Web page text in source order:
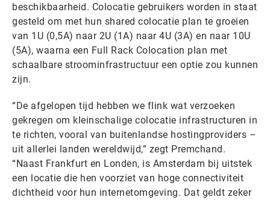
beschikbaarheid. Colocatie gebruikers worden in staat
gesteld om met hun shared colocatie plan te groeien
van 1U (0,5A) naar 2U (1A) naar 4U (3A) en naar 10U
(5A), waarna een Full Rack Colocation plan met
schaalbare stroominfrastructuur een optie zou kunnen
zijn.
“De afgelopen tijd hebben we flink wat verzoeken
gekregen om kleinschalige colocatie infrastructuren in
te richten, vooral van buitenlandse hostingproviders –
uit allerlei landen wereldwijd,” zegt Premchand.
“Naast Frankfurt en Londen, is Amsterdam bij uitstek
een locatie die hen voorziet van hoge connectiviteit
dichtheid voor hun internetomgeving. Dat geldt zeker